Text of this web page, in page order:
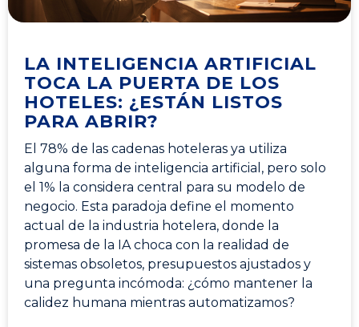
LA INTELIGENCIA ARTIFICIAL
TOCA LA PUERTA DE LOS
HOTELES: ¿ESTÁN LISTOS
PARA ABRIR?
El 78% de las cadenas hoteleras ya utiliza
alguna forma de inteligencia artificial, pero solo
el 1% la considera central para su modelo de
negocio. Esta paradoja define el momento
actual de la industria hotelera, donde la
promesa de la IA choca con la realidad de
sistemas obsoletos, presupuestos ajustados y
una pregunta incómoda: ¿cómo mantener la
calidez humana mientras automatizamos?